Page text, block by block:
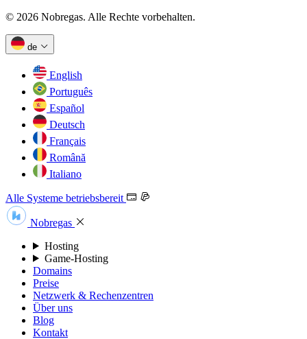
© 2026 Nobregas. Alle Rechte vorbehalten.
de
English
Português
Español
Deutsch
Français
Română
Italiano
Alle Systeme betriebsbereit
Nobregas
Hosting
Game-Hosting
Domains
Preise
Netzwerk & Rechenzentren
Über uns
Blog
Kontakt